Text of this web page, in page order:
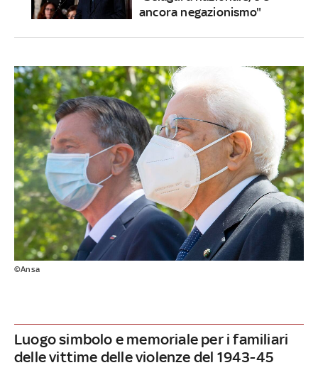
ancora negazionismo"
©Ansa
Luogo simbolo e memoriale per i familiari
delle vittime delle violenze del 1943-45